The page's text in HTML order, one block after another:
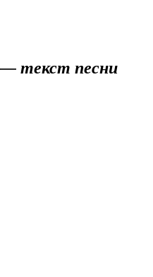
текст песни